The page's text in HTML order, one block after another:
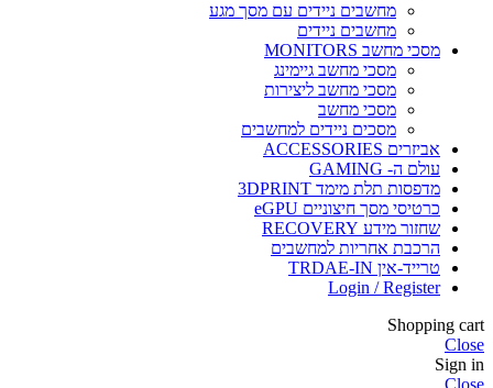
מחשבים ניידים עם מסך מגע
מחשבים ניידים
מסכי מחשב MONITORS
מסכי מחשב גיימינג
מסכי מחשב ליצירות
מסכי מחשב
מסכים ניידים למחשבים
אביזרים ACCESSORIES
עולם ה- GAMING
מדפסות תלת מימד 3DPRINT
כרטיסי מסך חיצוניים eGPU
שחזור מידע RECOVERY
הרכבת אחריות למחשבים
טרייד-אין TRDAE-IN
Login / Register
Shopping cart
Close
Sign in
Close